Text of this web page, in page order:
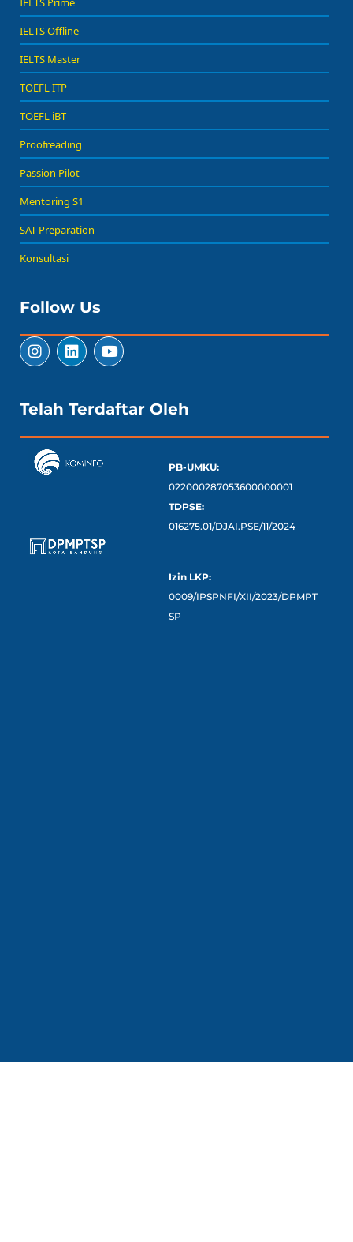
IELTS Offline
IELTS Master
TOEFL ITP
TOEFL iBT
Proofreading
Passion Pilot
Mentoring S1
SAT Preparation
Konsultasi
Follow Us
Telah Terdaftar Oleh
PB-UMKU:
022000287053600000001
TDPSE:
016275.01/DJAI.PSE/11/2024
Izin LKP:
0009/IPSPNFI/XII/2023/DPMPT
SP